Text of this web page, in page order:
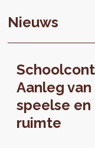
Nieuws
Aanleg
speelse
ruimte